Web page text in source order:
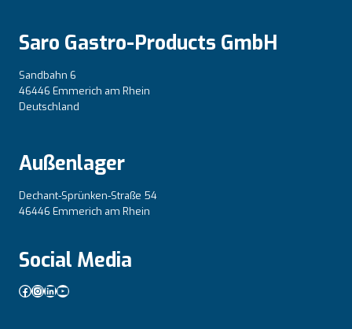
Saro Gastro-Products GmbH
Sandbahn 6
46446 Emmerich am Rhein
Deutschland
Außenlager
Dechant-Sprünken-Straße 54
46446 Emmerich am Rhein
Social Media
Facebook
Instagram
LinkedIn
YouTube